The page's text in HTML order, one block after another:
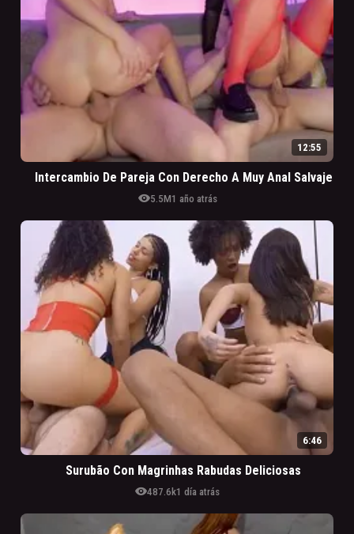
12:55
Intercambio De Pareja Con Derecho A Muy Anal Salvaje
visibility5.5M1 año atrás
6:46
Surubão Con Magrinhas Rabudas Deliciosas
visibility487.6k1 día atrás